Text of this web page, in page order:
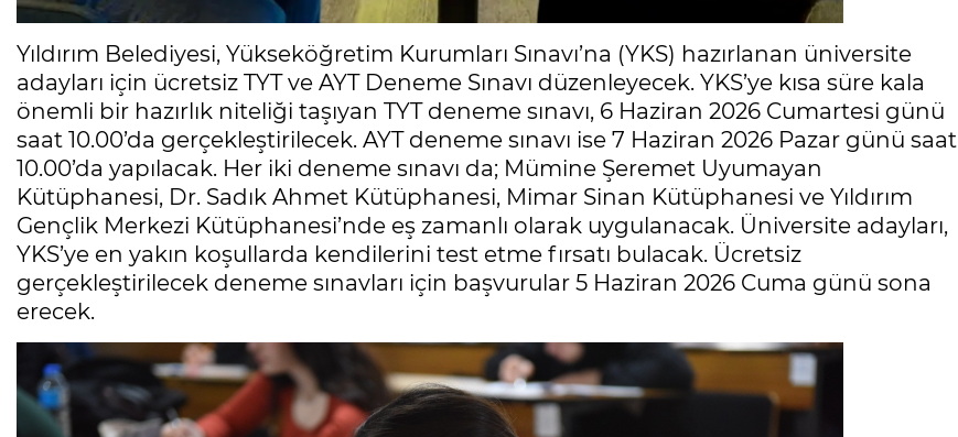
Yıldırım Belediyesi, Yükseköğretim Kurumları Sınavı’na (YKS) hazırlanan üniversite
adayları için ücretsiz TYT ve AYT Deneme Sınavı düzenleyecek. YKS’ye kısa süre kala
önemli bir hazırlık niteliği taşıyan TYT deneme sınavı, 6 Haziran 2026 Cumartesi günü
saat 10.00’da gerçekleştirilecek. AYT deneme sınavı ise 7 Haziran 2026 Pazar günü saat
10.00’da yapılacak. Her iki deneme sınavı da; Mümine Şeremet Uyumayan
Kütüphanesi, Dr. Sadık Ahmet Kütüphanesi, Mimar Sinan Kütüphanesi ve Yıldırım
Gençlik Merkezi Kütüphanesi’nde eş zamanlı olarak uygulanacak. Üniversite adayları,
YKS’ye en yakın koşullarda kendilerini test etme fırsatı bulacak. Ücretsiz
gerçekleştirilecek deneme sınavları için başvurular 5 Haziran 2026 Cuma günü sona
erecek.